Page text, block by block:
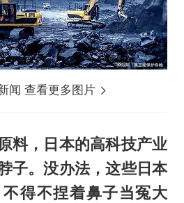
闻 查看更多图片
料，日本的高科技产业
子。没办法，这些日本
得不捏着鼻子当冤大